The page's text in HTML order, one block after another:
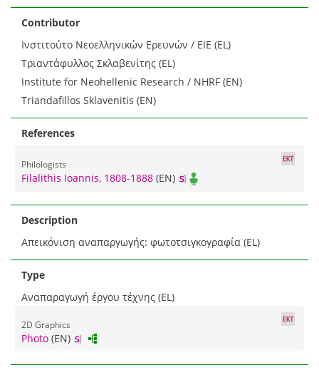
Contributor
Ινστιτούτο Νεοελληνικών Ερευνών / ΕΙΕ (EL)
Τριαντάφυλλος Σκλαβενίτης (EL)
Institute for Neohellenic Research / NHRF (EN)
Triandafillos Sklavenitis (EN)
References
Philologists
Filalithis Ioannis, 1808-1888 (EN)
Description
Απεικόνιση αναπαργωγής: φωτοτσιγκογραφία (EL)
Type
Αναπαραγωγή έργου τέχνης (EL)
2D Graphics
Photo (EN)